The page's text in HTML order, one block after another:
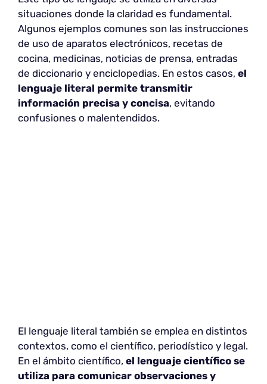
situaciones donde la claridad es fundamental.
Algunos ejemplos comunes son las instrucciones
de uso de aparatos electrónicos, recetas de
cocina, medicinas, noticias de prensa, entradas
de diccionario y enciclopedias. En estos casos, el
lenguaje literal permite transmitir
información precisa y concisa, evitando
confusiones o malentendidos.
El lenguaje literal también se emplea en distintos
contextos, como el científico, periodístico y legal.
En el ámbito científico, el lenguaje científico se
utiliza para comunicar observaciones y